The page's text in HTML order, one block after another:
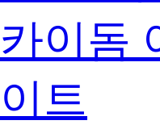
이돔
트